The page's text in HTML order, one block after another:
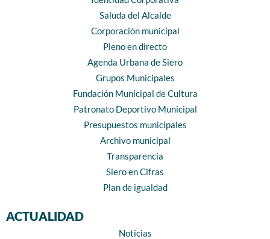
Saluda del Alcalde
Corporación municipal
Pleno en directo
Agenda Urbana de Siero
Grupos Municipales
Fundación Municipal de Cultura
Patronato Deportivo Municipal
Presupuestos municipales
Archivo municipal
Transparencia
Siero en Cifras
Plan de igualdad
ACTUALIDAD
Noticias